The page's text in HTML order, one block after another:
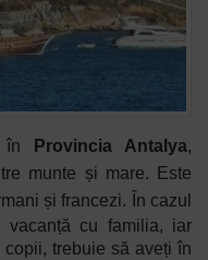
în Provincia Antalya,
munte și mare. Este
și francezi.
În cazul
cu familia, iar
trebuie să aveți în